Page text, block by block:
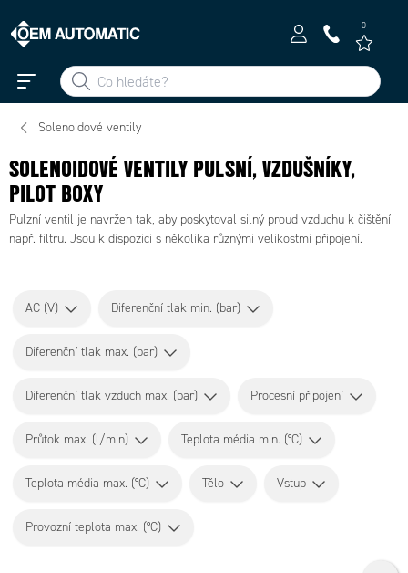
0
Solenoidové ventily
SOLENOIDOVÉ VENTILY PULSNÍ, VZDUŠNÍKY,
PILOT BOXY
Pulzní ventil je navržen tak, aby poskytoval silný proud vzduchu k čištění
např. filtru. Jsou k dispozici s několika různými velikostmi připojení.
AC (V) Diferenční tlak min. (bar)
Diferenční tlak max. (bar)
Diferenční tlak vzduch max. (bar) Procesní připojení
Průtok max. (l/min) Teplota média min. (°C)
Teplota média max. (°C) Tělo Vstup
Provozní teplota max. (°C)